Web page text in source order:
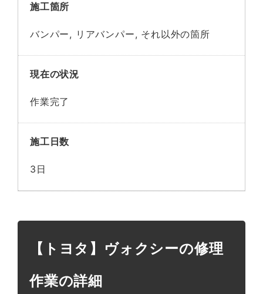
施工箇所
バンパー, リアバンパー, それ以外の箇所
現在の状況
作業完了
施工日数
3日
【トヨタ】ヴォクシーの修理
作業の詳細